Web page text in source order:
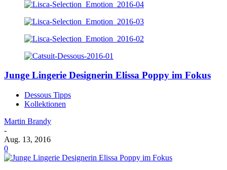
Junge Lingerie Designerin Elissa Poppy im Fokus
Dessous Tipps
Kollektionen
Martin Brandy
-
Aug. 13, 2016
0